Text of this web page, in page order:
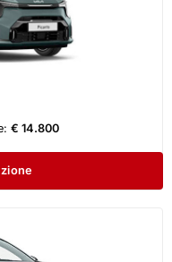
€ 14.800